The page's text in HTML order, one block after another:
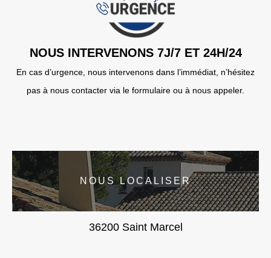
NOUS INTERVENONS 7J/7 ET 24H/24
En cas d’urgence, nous intervenons dans l’immédiat, n’hésitez
pas à nous contacter via le formulaire ou à nous appeler.
NOUS LOCALISER
36200 Saint Marcel